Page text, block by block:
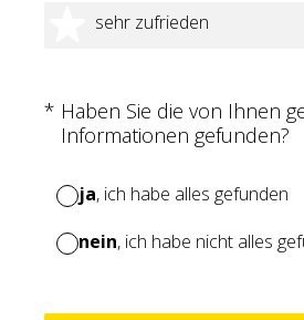
sehr zufrieden
5 Sterne
* Haben Sie die von Ihnen
Informationen gefunden?
(Erforderlich.)
ja, ich habe alles gefunden
nein, ich habe nicht alles